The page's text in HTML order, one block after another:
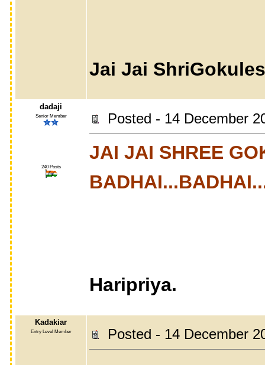
Jai Jai
dadaji
Senior Member
240 Posts
Posted - 14 December
JAI JAI SHREE
Haripriya.
Kadakiar
Entry Level Member Posted - 14 December